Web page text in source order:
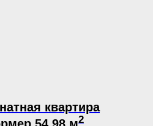
квартира
2